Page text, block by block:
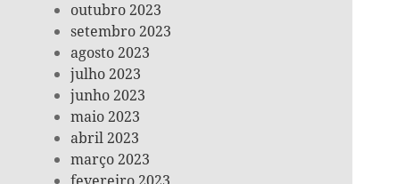
outubro 2023
setembro 2023
agosto 2023
julho 2023
junho 2023
maio 2023
abril 2023
março 2023